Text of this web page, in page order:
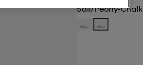
Sail/peony-Chalk